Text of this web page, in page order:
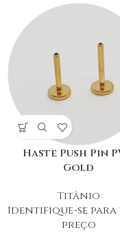
Haste Push Pin
Gold
Titânio
Identifique-se para
preço